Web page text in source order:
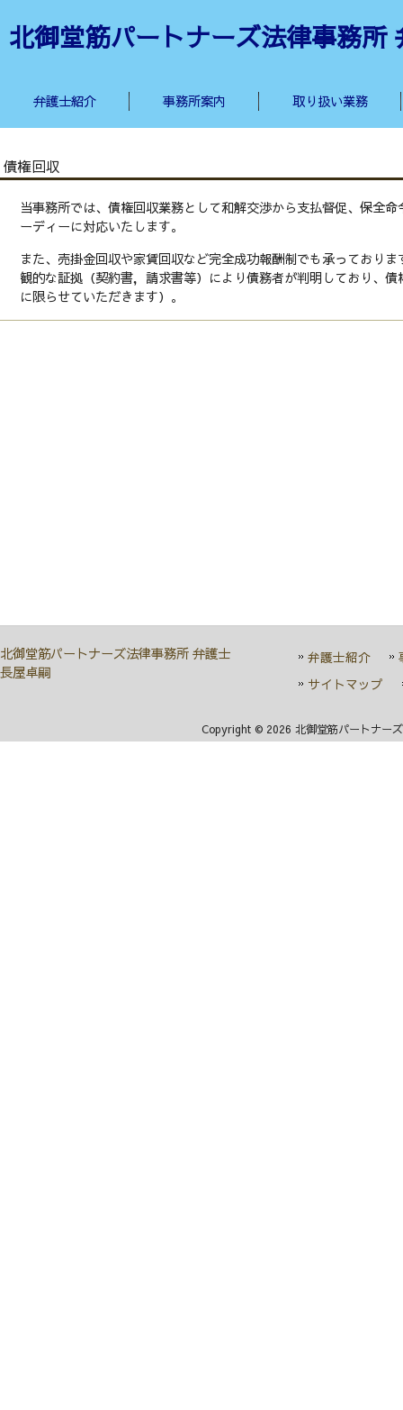
北御堂筋パートナーズ法律事務所
弁護士紹介 事務所案内 取り扱い業務
債権回収
当事務所では、債権回収業務として和解交渉から支払督促、保全
ーディーに対応いたします。
また、売掛金回収や家賃回収など完全成功報酬制でも承っており
観的な証拠（契約書，請求書等）により債務者が判明しており、
に限らせていただきます）。
北御堂筋パートナーズ法律事務所 弁護士
長屋卓嗣
弁護士紹介
サイトマップ
Copyright © 2026 北御堂筋パートナー